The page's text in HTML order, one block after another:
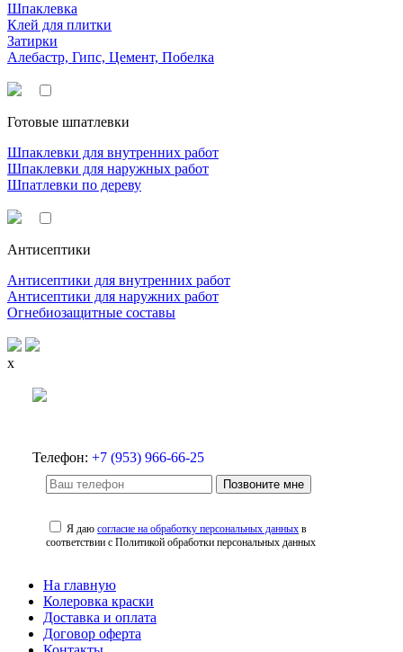
Шпаклевка
Клей для плитки
Затирки
Алебастр, Гипс, Цемент, Побелка
Готовые шпатлевки
Шпаклевки для внутренних работ
Шпаклевки для наружных работ
Шпатлевки по дереву
Антисептики
Антисептики для внутренних работ
Антисептики для наружних работ
Огнебиозащитные составы
x
Телефон: +7 (953) 966-66-25
Позвоните мне
Я даюсогласие на обработку персональных данных в
соответствии с Политикой обработки персональных данных
На главную
Колеровка краски
Доставка и оплата
Договор оферта